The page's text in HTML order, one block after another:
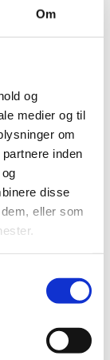
Om
og
medier og til
om
inden
disse
eller som
tilføje nye
gør du ved at
design’.
du har brug
på det, så det
med
– bare ved